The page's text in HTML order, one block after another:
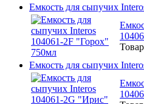
Емкость для сыпучих
Емкость для сыпучих